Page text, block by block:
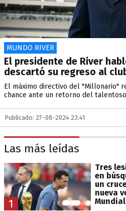
MUNDO RIVER
El presidente de River
descartó su regreso al
El máximo directivo del "Millonario"
chance ante un retorno del
Publicado: 27-08-2024 23:41
Las más leídas
1
Tres
en
un
nueva